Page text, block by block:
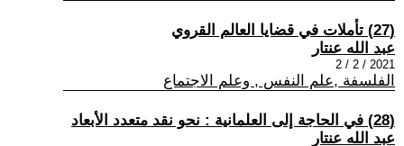
(27) تأملات في قضايا العالم القروي
عبد الله عنتار
2021 / 2 / 2
الفلسفة ,علم النفس , وعلم الاجتماع
(28) في الحاجة إلى العلمانية : نحو نقد متعدد الأبعاد
عبد الله عنتار